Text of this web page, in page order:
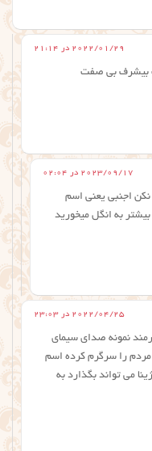
2022/01/29 در 21:14
بیشرف بی صفت
2023/09/17 در 02:04
اجنبی‌ یعنی اسم
به انگل میخورید
2022/04/25 در 23:03
نمونه صدای سیمای
را سرگرم کرده اسم
می تواند بگذارد به